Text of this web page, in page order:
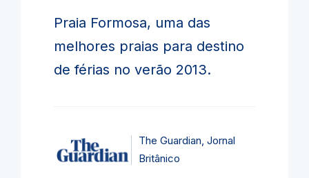
Praia Formosa, uma das
melhores praias para destino
de férias no verão 2013.
The Guardian, Jornal
Britânico